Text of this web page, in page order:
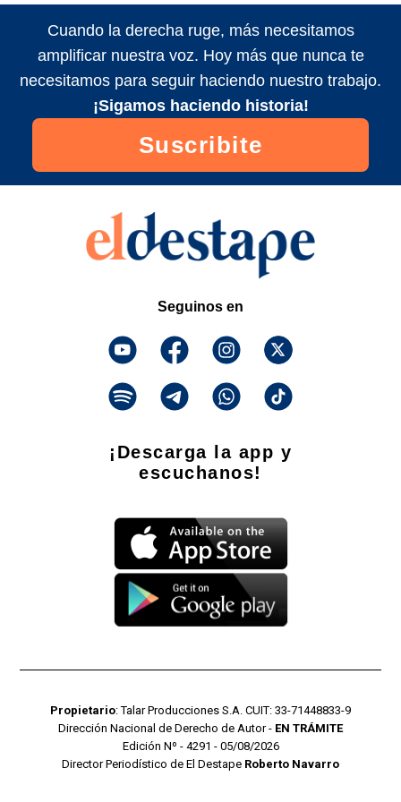
Cuando la derecha ruge, más necesitamos
amplificar nuestra voz. Hoy más que nunca te
necesitamos para seguir haciendo nuestro trabajo.
¡Sigamos haciendo historia!
Suscribite
Seguinos en
¡Descarga la app y
escuchanos!
Propietario: Talar Producciones S.A. CUIT: 33-71448833-9
Dirección Nacional de Derecho de Autor - EN TRÁMITE
Edición Nº - 4291 - 05/08/2026
Director Periodístico de El Destape Roberto Navarro